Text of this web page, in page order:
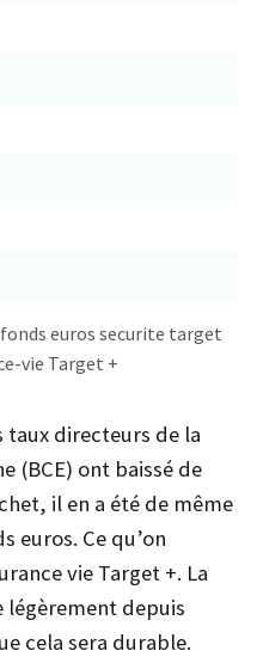
euros securite target
vie Target +
taux directeurs de la
(BCE) ont baissé de
il en a été de même
euros. Ce qu’on
vie Target +. La
légèrement depuis
cela sera durable.